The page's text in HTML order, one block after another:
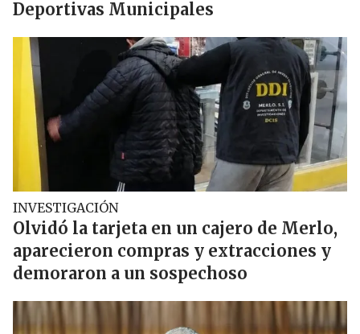
Deportivas Municipales
INVESTIGACIÓN
Olvidó la tarjeta en un cajero de Merlo,
aparecieron compras y extracciones y
demoraron a un sospechoso